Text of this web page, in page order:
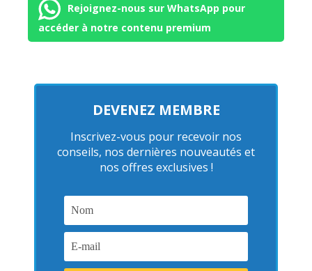
Rejoignez-nous sur WhatsApp pour
accéder à notre contenu premium
DEVENEZ MEMBRE
Inscrivez-vous pour recevoir nos
conseils, nos dernières nouveautés et
nos offres exclusives !